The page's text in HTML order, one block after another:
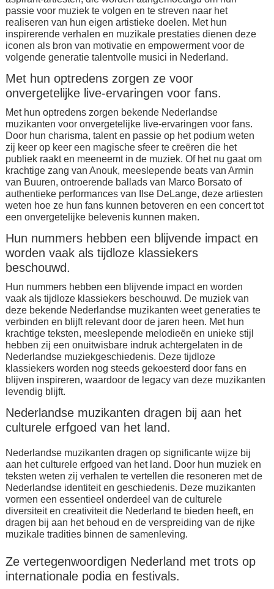
passie voor muziek te volgen en te streven naar het
realiseren van hun eigen artistieke doelen. Met hun
inspirerende verhalen en muzikale prestaties dienen deze
iconen als bron van motivatie en empowerment voor de
volgende generatie talentvolle musici in Nederland.
Met hun optredens zorgen ze voor
onvergetelijke live-ervaringen voor fans.
Met hun optredens zorgen bekende Nederlandse
muzikanten voor onvergetelijke live-ervaringen voor fans.
Door hun charisma, talent en passie op het podium weten
zij keer op keer een magische sfeer te creëren die het
publiek raakt en meeneemt in de muziek. Of het nu gaat om
krachtige zang van Anouk, meeslepende beats van Armin
van Buuren, ontroerende ballads van Marco Borsato of
authentieke performances van Ilse DeLange, deze artiesten
weten hoe ze hun fans kunnen betoveren en een concert tot
een onvergetelijke belevenis kunnen maken.
Hun nummers hebben een blijvende impact en
worden vaak als tijdloze klassiekers
beschouwd.
Hun nummers hebben een blijvende impact en worden
vaak als tijdloze klassiekers beschouwd. De muziek van
deze bekende Nederlandse muzikanten weet generaties te
verbinden en blijft relevant door de jaren heen. Met hun
krachtige teksten, meeslepende melodieën en unieke stijl
hebben zij een onuitwisbare indruk achtergelaten in de
Nederlandse muziekgeschiedenis. Deze tijdloze
klassiekers worden nog steeds gekoesterd door fans en
blijven inspireren, waardoor de legacy van deze muzikanten
levendig blijft.
Nederlandse muzikanten dragen bij aan het
culturele erfgoed van het land.
Nederlandse muzikanten dragen op significante wijze bij
aan het culturele erfgoed van het land. Door hun muziek en
teksten weten zij verhalen te vertellen die resoneren met de
Nederlandse identiteit en geschiedenis. Deze muzikanten
vormen een essentieel onderdeel van de culturele
diversiteit en creativiteit die Nederland te bieden heeft, en
dragen bij aan het behoud en de verspreiding van de rijke
muzikale tradities binnen de samenleving.
Ze vertegenwoordigen Nederland met trots op
internationale podia en festivals.